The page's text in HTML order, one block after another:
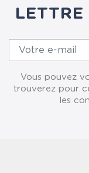
Vous pouvez
trouverez pour
les